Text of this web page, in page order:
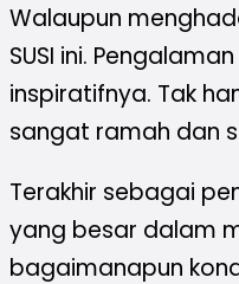
Walaupun
SUSI ini.
inspiratifnya. Tak
sangat ramah dan
Terakhir sebagai
yang besar dalam
bagaimanapun